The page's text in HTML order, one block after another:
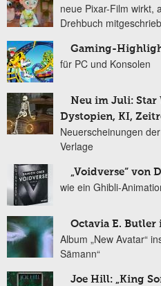
neue Pixar-Film wirkt,
Drehbuch
Gaming-
für PC und Konsolen
Neu im Juli: Star
Dystopien, KI,
Neuerscheinungen
Verlage
„Voidverse“ von
wie ein Ghibli-
Octavia E.
Album „New Avatar“
Sämann“
Joe Hill: „King